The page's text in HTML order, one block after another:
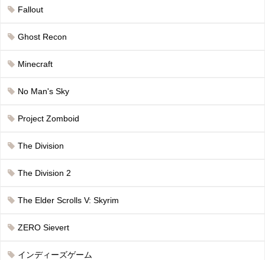
Fallout
Ghost Recon
Minecraft
No Man's Sky
Project Zomboid
The Division
The Division 2
The Elder Scrolls V: Skyrim
ZERO Sievert
インディーズゲーム